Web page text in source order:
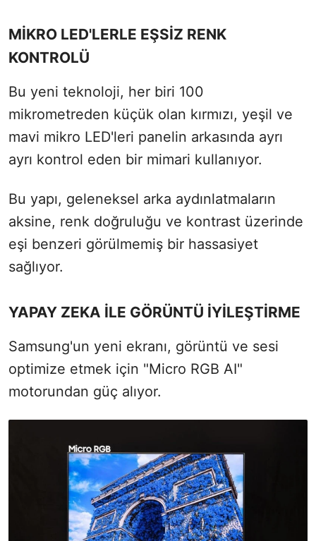
MİKRO LED'LERLE EŞSİZ RENK
KONTROLÜ
Bu yeni teknoloji, her biri 100
mikrometreden küçük olan kırmızı, yeşil ve
mavi mikro LED'leri panelin arkasında ayrı
ayrı kontrol eden bir mimari kullanıyor.
Bu yapı, geleneksel arka aydınlatmaların
aksine, renk doğruluğu ve kontrast üzerinde
eşi benzeri görülmemiş bir hassasiyet
sağlıyor.
YAPAY ZEKA İLE GÖRÜNTÜ İYİLEŞTİRME
Samsung'un yeni ekranı, görüntü ve sesi
optimize etmek için "Micro RGB AI"
motorundan güç alıyor.